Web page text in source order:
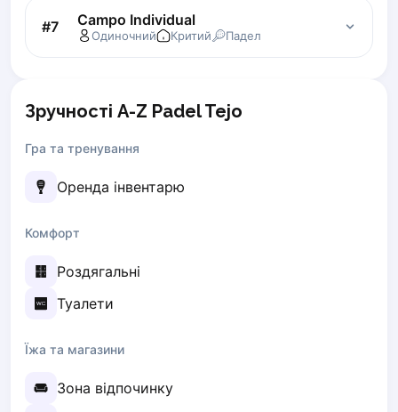
Vinnytsia
Zaporizhzhia
Batumi
Kutaisi
Budapest
Arlamow
Bielsko-Biala
Bolesławiec
Chojnice
Dabrowa Gornicza
#7 Campo Individual
Одиночний Критий Падел
Зручності A-Z Padel Tejo
Гра та тренування
Оренда інвентарю
Комфорт
Роздягальні
Туалети
Їжа та магазини
Зона відпочинку